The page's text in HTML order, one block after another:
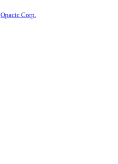
Opacic Corp.